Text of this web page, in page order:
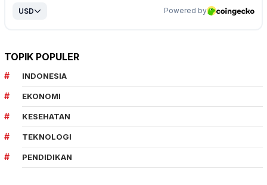
TOPIK POPULER
INDONESIA
EKONOMI
KESEHATAN
TEKNOLOGI
PENDIDIKAN